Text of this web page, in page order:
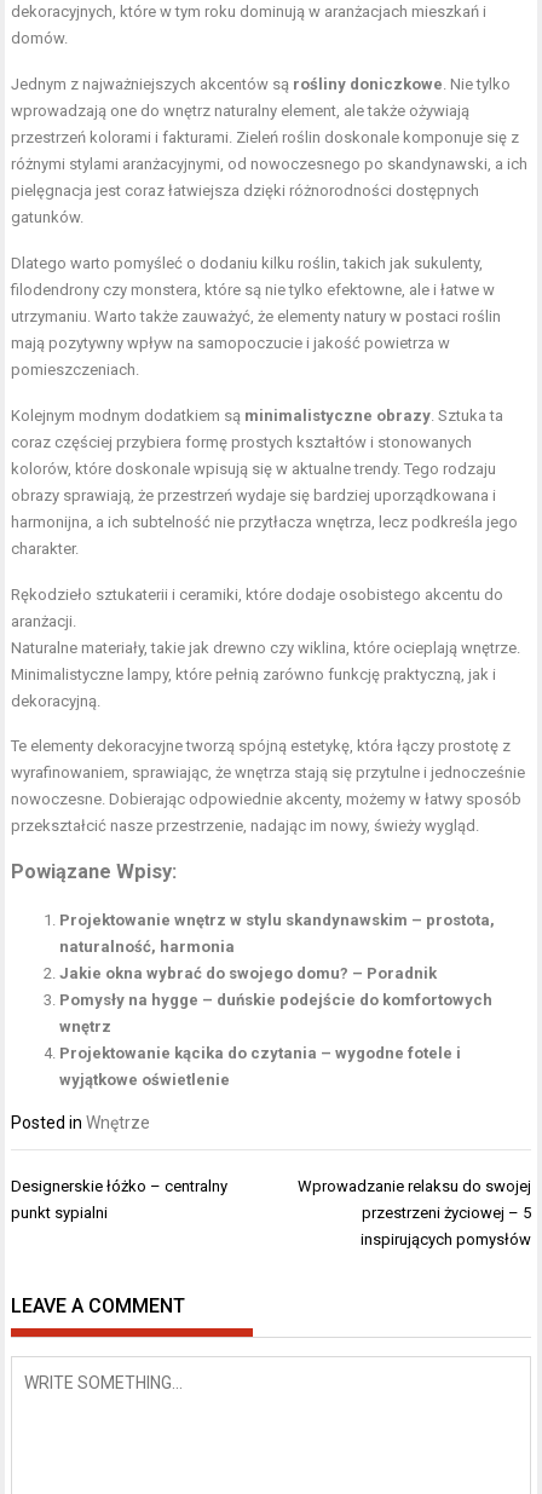
dekoracyjnych, które w tym roku dominują w aranżacjach mieszkań i
domów.
Jednym z najważniejszych akcentów są rośliny doniczkowe . Nie tylko
wprowadzają one do wnętrz naturalny element, ale także ożywiają
przestrzeń kolorami i fakturami. Zieleń roślin doskonale komponuje się z
różnymi stylami aranżacyjnymi, od nowoczesnego po skandynawski, a ich
pielęgnacja jest coraz łatwiejsza dzięki różnorodności dostępnych
gatunków.
Dlatego warto pomyśleć o dodaniu kilku roślin, takich jak sukulenty,
filodendrony czy monstera, które są nie tylko efektowne, ale i łatwe w
utrzymaniu. Warto także zauważyć, że elementy natury w postaci roślin
mają pozytywny wpływ na samopoczucie i jakość powietrza w
pomieszczeniach.
Kolejnym modnym dodatkiem są minimalistyczne obrazy . Sztuka ta
coraz częściej przybiera formę prostych kształtów i stonowanych
kolorów, które doskonale wpisują się w aktualne trendy. Tego rodzaju
obrazy sprawiają, że przestrzeń wydaje się bardziej uporządkowana i
harmonijna, a ich subtelność nie przytłacza wnętrza, lecz podkreśla jego
charakter.
Rękodzieło sztukaterii i ceramiki, które dodaje osobistego akcentu do
aranżacji.
Naturalne materiały, takie jak drewno czy wiklina, które ocieplają wnętrze.
Minimalistyczne lampy, które pełnią zarówno funkcję praktyczną, jak i
dekoracyjną.
Te elementy dekoracyjne tworzą spójną estetykę, która łączy prostotę z
wyrafinowaniem, sprawiając, że wnętrza stają się przytulne i jednocześnie
nowoczesne. Dobierając odpowiednie akcenty, możemy w łatwy sposób
przekształcić nasze przestrzenie, nadając im nowy, świeży wygląd.
Powiązane Wpisy:
Projektowanie wnętrz w stylu skandynawskim – prostota,
naturalność, harmonia
Jakie okna wybrać do swojego domu? – Poradnik
Pomysły na hygge – duńskie podejście do komfortowych
wnętrz
Projektowanie kącika do czytania – wygodne fotele i
wyjątkowe oświetlenie
Posted inWnętrze
Nawigacja
wpisu
Designerskie łóżko – centralny
punkt sypialni
Wprowadzanie relaksu do swojej
przestrzeni życiowej – 5
inspirujących pomysłów
LEAVE A COMMENT